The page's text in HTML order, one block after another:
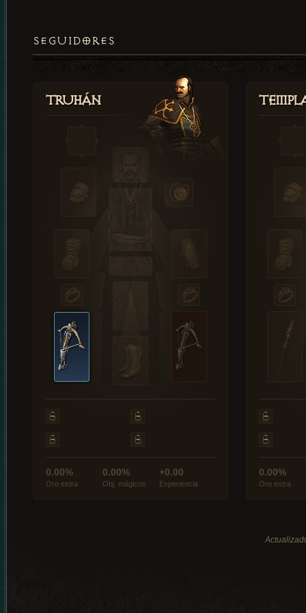
SEGUIDORES
Truhán
0.00%
Oro extra
0.00%
Obj. mágicos
+0.00
Experiencia
0.00%
Oro extra